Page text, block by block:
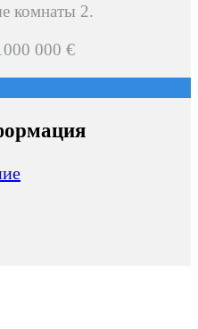
комнаты 2.
000 €